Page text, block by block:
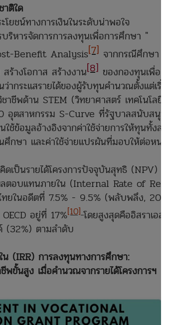
ติใด
ยชน์ทางการเงินในระดับน่าพอใจ
หารจัดการการลงทุนเพื่อการศึกษา "
Benefit Analysis[7] จากกรณีศึกษา
ร้างโอกาส สร้างงาน[8] ของกองทุนเพื่อความ
กระแสรายได้ของผู้รับทุนคำนวณตั้งแต่เริ่ม
ชีพด้าน STEM (วิทยาศาสตร์ เทคโนโลยี
ตสาหกรรม S-Curve ที่รัฐบาลสนับสนุนเพื่อ
อมูลอ้างอิงจากค่าใช้จ่ายการให้ทุนทั้งส่วนที่
กษา และค่าใช้จ่ายแปรผันที่มอบให้ต่อหน่วย
เป็นรายได้โครงการปัจจุบันสุทธิ (NPV)
อบแทนภายใน (Internal Rate of Return:
ยในอดีตที่ 7.5% - 9.5% (พลับพลึง, 2019)
อยู่ที่ 17%[10]โดยสูงสุดคืออิสราเอล
(32%) ตามลำดับ
(IRR) การลงทุนทางการศึกษา:
ขั้นสูง เมื่อคำนวณจากรายได้โครงการฯ